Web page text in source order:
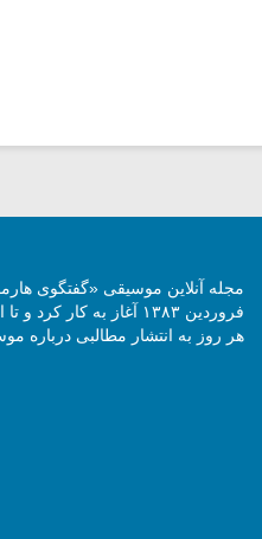
فروردین ۱۳۸۳ آغاز به
هر روز به انتشار مطالبی درباره